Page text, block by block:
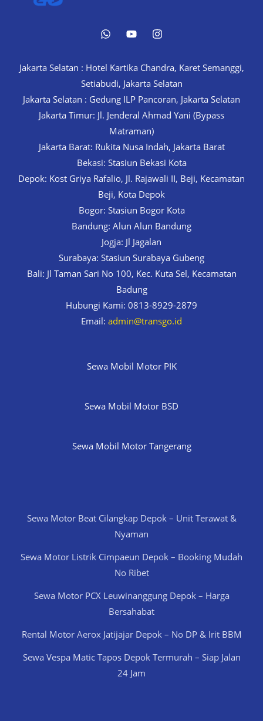
Jakarta Selatan : Hotel Kartika Chandra, Karet Semanggi,
Setiabudi, Jakarta Selatan
Jakarta Selatan : Gedung ILP Pancoran, Jakarta Selatan
Jakarta Timur: Jl. Jenderal Ahmad Yani (Bypass
Matraman)
Jakarta Barat: Rukita Nusa Indah, Jakarta Barat
Bekasi: Stasiun Bekasi Kota
Depok: Kost Griya Rafalio, Jl. Rajawali II, Beji, Kecamatan
Beji, Kota Depok
Bogor: Stasiun Bogor Kota
Bandung: Alun Alun Bandung
Jogja: Jl Jagalan
Surabaya: Stasiun Surabaya Gubeng
Bali: Jl Taman Sari No 100, Kec. Kuta Sel, Kecamatan
Badung
Hubungi Kami: 0813-8929-2879
Email: admin@transgo.id
Sewa Mobil Motor PIK
Sewa Mobil Motor BSD
Sewa Mobil Motor Tangerang
Sewa Motor Beat Cilangkap Depok – Unit Terawat &
Nyaman
Sewa Motor Listrik Cimpaeun Depok – Booking Mudah
No Ribet
Sewa Motor PCX Leuwinanggung Depok – Harga
Bersahabat
Rental Motor Aerox Jatijajar Depok – No DP & Irit BBM
Sewa Vespa Matic Tapos Depok Termurah – Siap Jalan
24 Jam